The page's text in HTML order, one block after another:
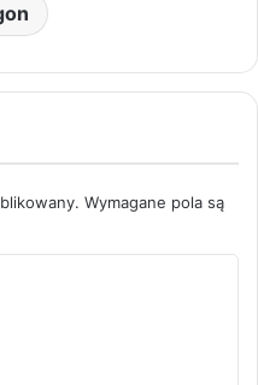
Wymagane pola są